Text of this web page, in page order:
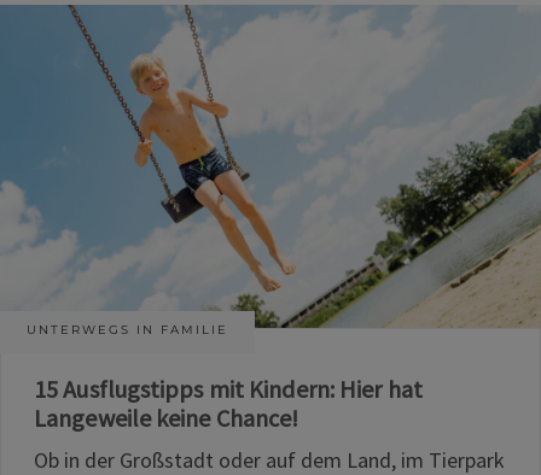
UNTERWEGS IN FAMILIE
15 Ausflugstipps mit Kindern: Hier hat
Langeweile keine Chance!
Ob in der Großstadt oder auf dem Land, im Tierpark